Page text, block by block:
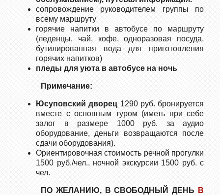
сопровождение руководителем группы по
всему маршруту
горячие напитки в автобусе по маршруту
(леденцы, чай, кофе, одноразовая посуда,
бутилированная вода для приготовления
горячих напитков)
пледы для уюта в автобусе на ночь
Примечание:
Юсуповский дворец 1290 руб. бронируется
вместе с основным туром (иметь при себе
залог в размере 1000 руб. за аудио
оборудование, деньги возвращаются после
сдачи оборудования).
Ориентировочная стоимость речной прогулки
1500 руб./чел., ночной экскурсии 1500 руб. с
чел.
ПО ЖЕЛАНИЮ, В СВОБОДНЫЙ ДЕНЬ
В